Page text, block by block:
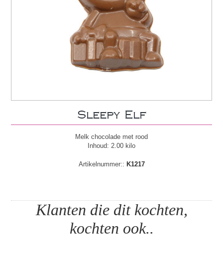
Sleepy Elf
Melk chocolade met rood
Inhoud: 2.00 kilo
Artikelnummer:: K1217
Klanten die dit kochten,
kochten ook..